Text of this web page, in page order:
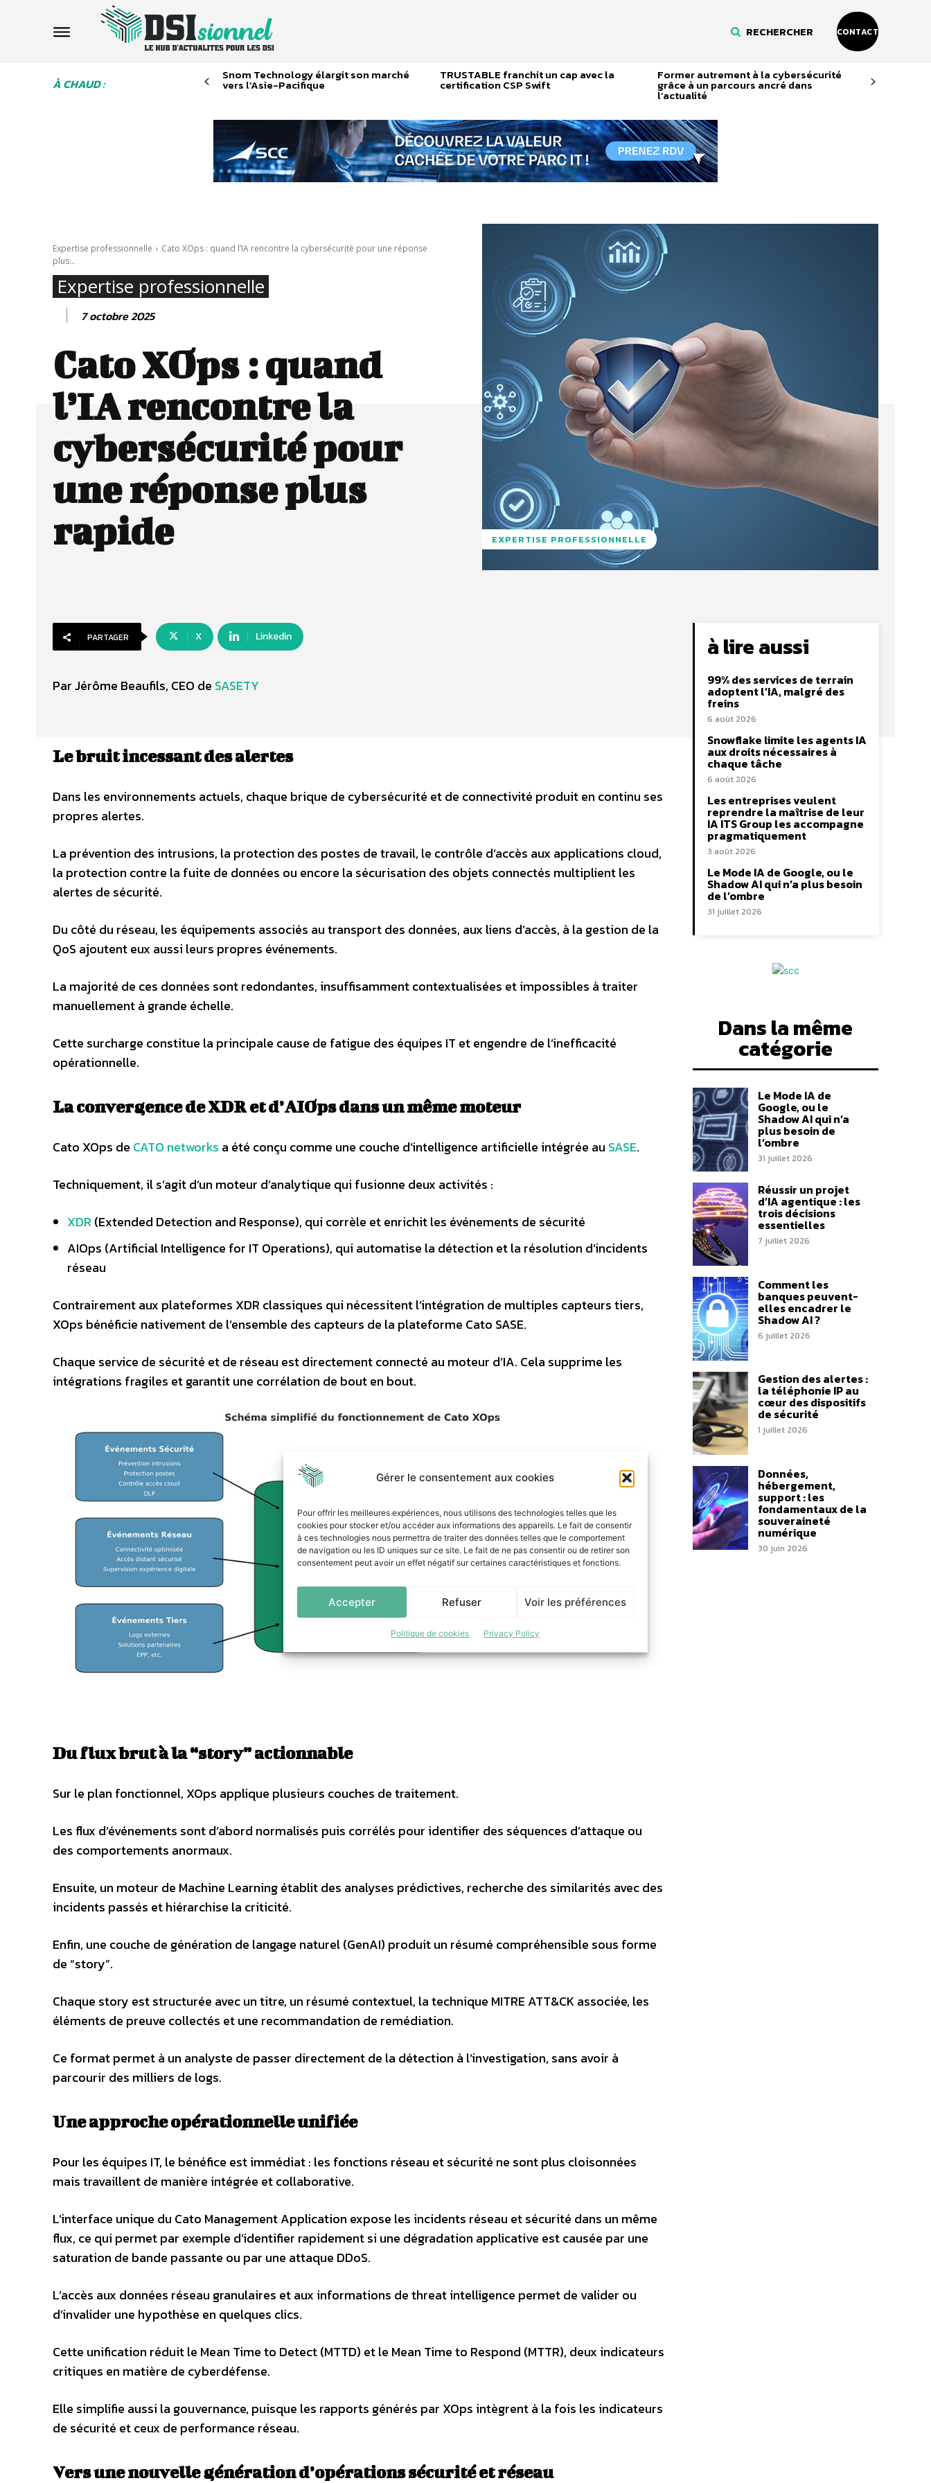
Gérer le consentement aux cookies
Pour offrir les meilleures expériences, nous utilisons des technologies telles que les
cookies pour stocker et/ou accéder aux informations des appareils. Le fait de consentir
à ces technologies nous permettra de traiter des données telles que le comportement
de navigation ou les ID uniques sur ce site. Le fait de ne pas consentir ou de retirer son
consentement peut avoir un effet négatif sur certaines caractéristiques et fonctions.
Accepter Refuser Voir les préférences
Politique de cookies Privacy Policy
RECHERCHER CONTACT
À CHAUD :
Snom Technology élargit son marché
vers l’Asie-Pacifique
TRUSTABLE franchit un cap avec la
certification CSP Swift
Former autrement à la cybersécurité
grâce à un parcours ancré dans
l’actualité
Expertise professionnelle
Cato XOps : quand l’IA rencontre la cybersécurité pour une réponse
plus...
Expertise professionnelle
7 octobre 2025
Cato XOps : quand
l’IA rencontre la
cybersécurité pour
une réponse plus
rapide
EXPERTISE PROFESSIONNELLE
PARTAGER X Linkedin
Par Jérôme Beaufils, CEO de SASETY
Le bruit incessant des alertes
Dans les environnements actuels, chaque brique de cybersécurité et de connectivité produit en continu ses
propres alertes.
La prévention des intrusions, la protection des postes de travail, le contrôle d’accès aux applications cloud,
la protection contre la fuite de données ou encore la sécurisation des objets connectés multiplient les
alertes de sécurité.
Du côté du réseau, les équipements associés au transport des données, aux liens d’accès, à la gestion de la
QoS ajoutent eux aussi leurs propres événements.
La majorité de ces données sont redondantes, insuffisamment contextualisées et impossibles à traiter
manuellement à grande échelle.
Cette surcharge constitue la principale cause de fatigue des équipes IT et engendre de l’inefficacité
opérationnelle.
La convergence de XDR et d’AIOps dans un même moteur
Cato XOps de CATO networks a été conçu comme une couche d’intelligence artificielle intégrée au SASE.
Techniquement, il s’agit d’un moteur d’analytique qui fusionne deux activités :
XDR (Extended Detection and Response), qui corrèle et enrichit les événements de sécurité
AIOps (Artificial Intelligence for IT Operations), qui automatise la détection et la résolution d’incidents
réseau
Contrairement aux plateformes XDR classiques qui nécessitent l’intégration de multiples capteurs tiers,
XOps bénéficie nativement de l’ensemble des capteurs de la plateforme Cato SASE.
Chaque service de sécurité et de réseau est directement connecté au moteur d’IA. Cela supprime les
intégrations fragiles et garantit une corrélation de bout en bout.
Du flux brut à la “story” actionnable
Sur le plan fonctionnel, XOps applique plusieurs couches de traitement.
Les flux d’événements sont d’abord normalisés puis corrélés pour identifier des séquences d’attaque ou
des comportements anormaux.
Ensuite, un moteur de Machine Learning établit des analyses prédictives, recherche des similarités avec des
incidents passés et hiérarchise la criticité.
Enfin, une couche de génération de langage naturel (GenAI) produit un résumé compréhensible sous forme
de “story”.
Chaque story est structurée avec un titre, un résumé contextuel, la technique MITRE ATT&CK associée, les
éléments de preuve collectés et une recommandation de remédiation.
Ce format permet à un analyste de passer directement de la détection à l’investigation, sans avoir à
parcourir des milliers de logs.
Une approche opérationnelle unifiée
Pour les équipes IT, le bénéfice est immédiat : les fonctions réseau et sécurité ne sont plus cloisonnées
mais travaillent de manière intégrée et collaborative.
L’interface unique du Cato Management Application expose les incidents réseau et sécurité dans un même
flux, ce qui permet par exemple d’identifier rapidement si une dégradation applicative est causée par une
saturation de bande passante ou par une attaque DDoS.
L’accès aux données réseau granulaires et aux informations de threat intelligence permet de valider ou
d’invalider une hypothèse en quelques clics.
Cette unification réduit le Mean Time to Detect (MTTD) et le Mean Time to Respond (MTTR), deux indicateurs
critiques en matière de cyberdéfense.
Elle simplifie aussi la gouvernance, puisque les rapports générés par XOps intègrent à la fois les indicateurs
de sécurité et ceux de performance réseau.
Vers une nouvelle génération d’opérations sécurité et réseau
à lire aussi
99% des services de terrain
adoptent l’IA, malgré des
freins
6 août 2026
Snowflake limite les agents IA
aux droits nécessaires à
chaque tâche
6 août 2026
Les entreprises veulent
reprendre la maîtrise de leur
IA ITS Group les accompagne
pragmatiquement
3 août 2026
Le Mode IA de Google, ou le
Shadow AI qui n’a plus besoin
de l’ombre
31 juillet 2026
Dans la même
catégorie
Le Mode IA de
Google, ou le
Shadow AI qui n’a
plus besoin de
l’ombre
31 juillet 2026
Réussir un projet
d’IA agentique : les
trois décisions
essentielles
7 juillet 2026
Comment les
banques peuvent-
elles encadrer le
Shadow AI ?
6 juillet 2026
Gestion des alertes :
la téléphonie IP au
cœur des dispositifs
de sécurité
1 juillet 2026
Données,
hébergement,
support : les
fondamentaux de la
souveraineté
numérique
30 juin 2026